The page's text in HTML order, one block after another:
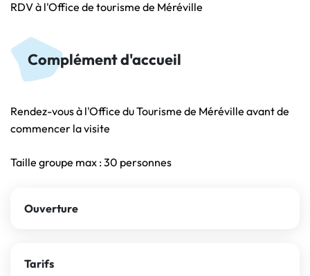
RDV à l'Office de tourisme de Méréville
Complément d'accueil
Rendez-vous à l'Office du Tourisme de Méréville avant de
commencer la visite
Clientèle et groupe
Taille groupe max : 30 personnes
Ouverture
Tarifs